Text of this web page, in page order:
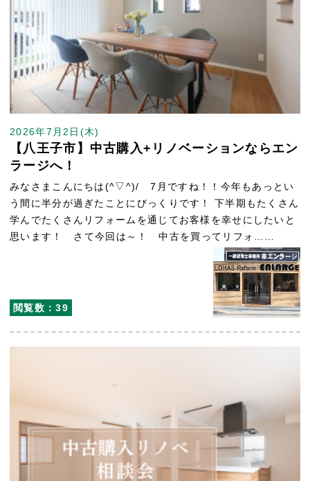
閲覧数：39
2026年7月2日(木)
【八王子市】中古購入+リノベーションならエン
ラージへ！
みなさまこんにちは(^▽^)/ 7月ですね！！今年もあっとい
う間に半分が過ぎたことにびっくりです！ 下半期もたくさん
学んでたくさんリフォームを通じてお客様を幸せにしたいと
思います！ さて今回は～！ 中古を買ってリフォ……